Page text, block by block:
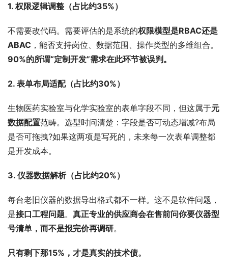
1. 权限逻辑调整（占比约35%）
不需要改代码。需要评估的是系统的权限模型是RBAC还是
ABAC ，能否支持岗位、数据范围、操作类型的多维组合。
90%的所谓“定制开发”需求在此环节被误判。
2. 表单布局适配（占比约30%）
生物医药实验室与化学实验室的表单字段不同，但这属于元
数据配置范畴。选型时问清楚：字段是否可动态增减?布局
是否可拖拽?如果这两项是写死的，未来每一次表单调整都
是开发成本。
3. 仪器数据解析（占比约20%）
每台老旧仪器的数据导出格式都不一样。这不是软件问题，
是接口工程问题。 真正专业的供应商会在售前问你要仪器型
号清单，而不是报完价再调研。
只有剩下那15%，才是真实的技术债。